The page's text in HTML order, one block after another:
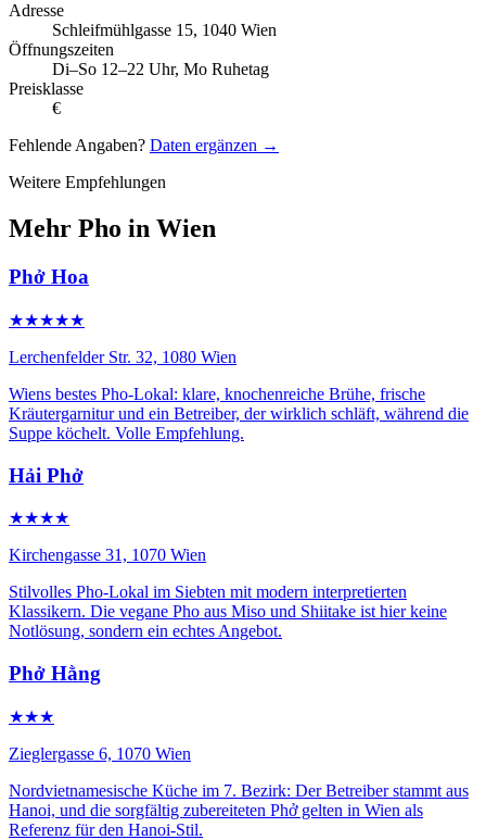
Adresse
Schleifmühlgasse 15, 1040 Wien
Öffnungszeiten
Di–So 12–22 Uhr, Mo Ruhetag
Preisklasse
€
Fehlende Angaben? Daten ergänzen →
Weitere Empfehlungen
Mehr Pho in Wien
Phở Hoa
★★★★★
Lerchenfelder Str. 32, 1080 Wien
Wiens bestes Pho-Lokal: klare, knochenreiche Brühe, frische
Kräutergarnitur und ein Betreiber, der wirklich schläft, während die
Suppe köchelt. Volle Empfehlung.
Hải Phở
★★★★
Kirchengasse 31, 1070 Wien
Stilvolles Pho-Lokal im Siebten mit modern interpretierten
Klassikern. Die vegane Pho aus Miso und Shiitake ist hier keine
Notlösung, sondern ein echtes Angebot.
Phở Hằng
★★★
Zieglergasse 6, 1070 Wien
Nordvietnamesische Küche im 7. Bezirk: Der Betreiber stammt aus
Hanoi, und die sorgfältig zubereiteten Phở gelten in Wien als
Referenz für den Hanoi-Stil.